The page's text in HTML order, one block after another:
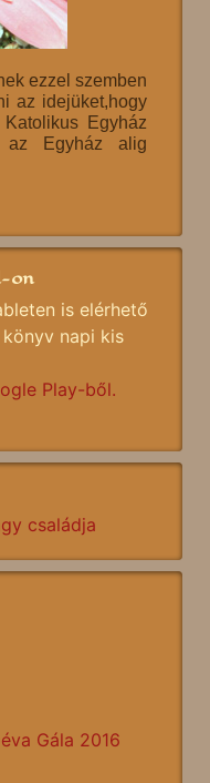
ezzel szemben
az idejüket,hogy
Egyház
az Egyház alig
on
is elérhető
könyv napi kis
Play-ből.
családja
Gála 2016